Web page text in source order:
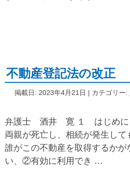
不動産登記法の改正
掲載日: 2023年4月21日 | カテゴリー:
弁護士 酒井 寛 １ はじめに
両親が死亡し、相続が発生し
誰がこの不動産を取得するかが
い、②有効に利用でき …